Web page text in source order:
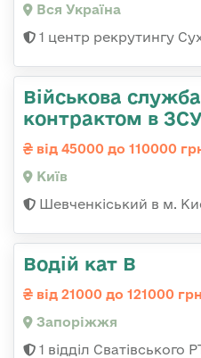
Вся Україна
1 центр рекрутингу
Військова
контрактом в ЗСУ
від 45000 до 110000
Київ
Шевченкіський в м.
Водій кат В
від 21000 до 121000 грн
Запоріжжя
1 відділ Сватівського